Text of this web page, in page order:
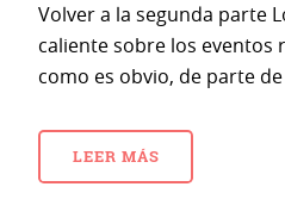
Volver a la segunda parte
caliente sobre los
como es obvio, de parte
LEER MÁS